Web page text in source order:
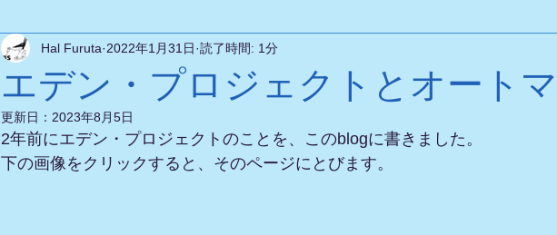
グルメ ドローン ある日の風景
エデン・プロジェクトとオート
Hal Furuta 2022年1月31日 読了時間: 1分
更新日： 2023年8月5日
2年前にエデン・プロジェクトのことを、このblogに書きました。
下の画像をクリックすると、そのページにとびます。